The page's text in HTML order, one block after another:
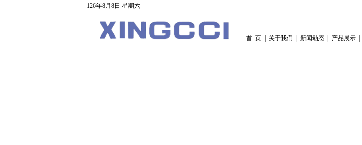
126年8月8日 星期六
首 页| 关于我们 新闻动态| 产品展示|